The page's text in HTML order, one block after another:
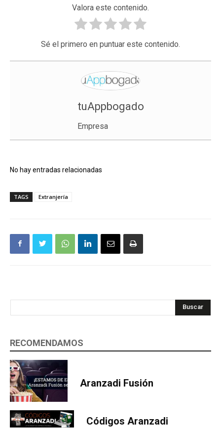
Valora este contenido.
Sé el primero en puntuar este contenido.
tuAppbogado
Empresa
No hay entradas relacionadas
TAGS Extranjería
Buscar
RECOMENDAMOS
Aranzadi Fusión
Códigos Aranzadi